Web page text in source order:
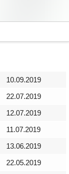
10.09.2019
22.07.2019
12.07.2019
11.07.2019
13.06.2019
22.05.2019